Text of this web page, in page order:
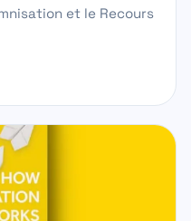
et le Recours